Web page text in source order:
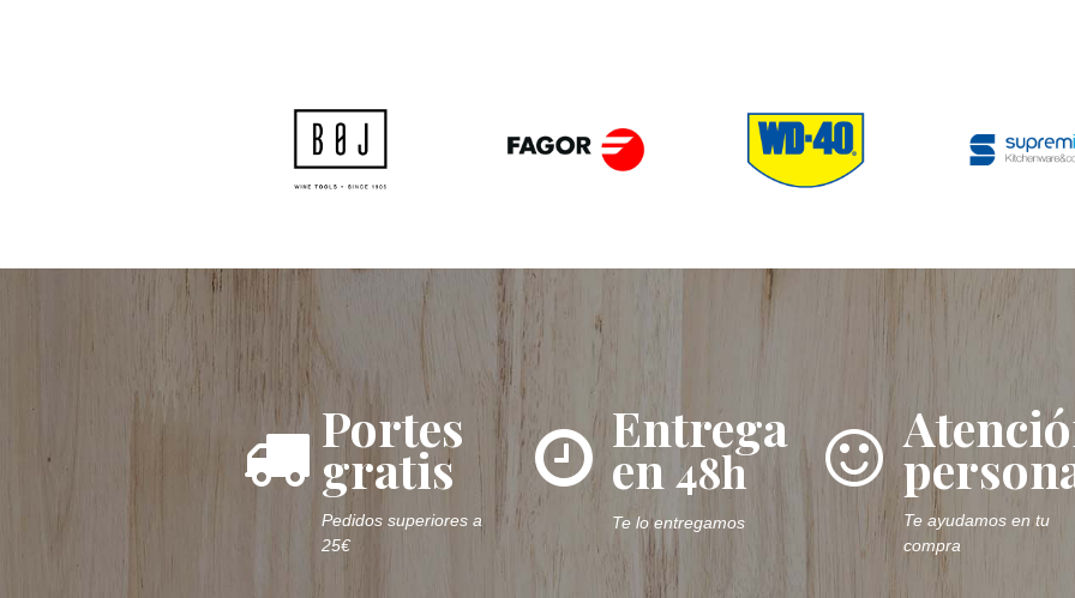
Portes
gratis
Pedidos superiores a
25€
Entrega
en48h
Te lo entregamos
Te ayudamos en tu
compra